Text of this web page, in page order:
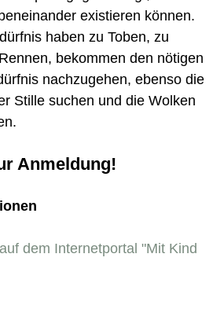
existieren können.
haben zu Toben, zu
bekommen den nötigen
nachzugehen, ebenso die
Stille suchen und die Wolken
Anmeldung!
dem Internetportal "Mit Kind